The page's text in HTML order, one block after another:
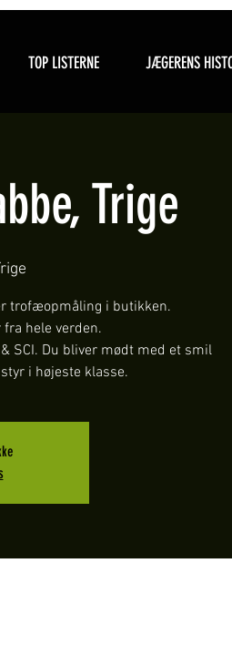
TOP LISTERNE JÆGERENS
Trige
trofæopmåling i butikken.
hele verden.
SCI. Du bliver mødt med et smil
i højeste klasse.